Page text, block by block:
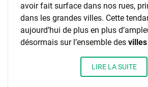
avoir fait surface dans nos rues,
dans les grandes villes. Cette
aujourd’hui de plus en plus
désormais sur l’ensemble des villes
LIRE LA SUITE